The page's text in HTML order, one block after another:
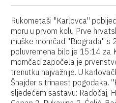
Rukometaši "Karlovca"
moru u prvom kolu Prve
muške momčad "Biograda" s
poluvremena bilo je 15:14 za
momčad započela je
trenutku najvažnije. U
Šnajder s trinaest pogodaka.
sljedećem sastavu: Radočaj,